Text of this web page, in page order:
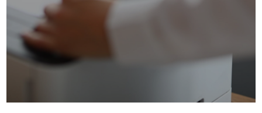
Solutions dématérialisation
Dématérialisation du courrier sortant
Automatisation de factures fournisseurs
Numérisation des Notes de Frais